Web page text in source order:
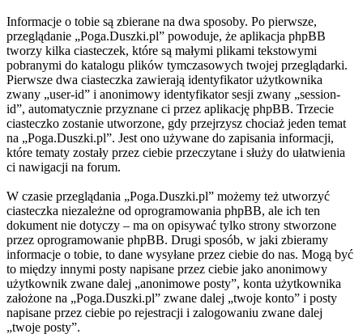
Informacje o tobie są zbierane na dwa sposoby. Po pierwsze,
przeglądanie „Poga.Duszki.pl” powoduje, że aplikacja phpBB
tworzy kilka ciasteczek, które są małymi plikami tekstowymi
pobranymi do katalogu plików tymczasowych twojej przeglądarki.
Pierwsze dwa ciasteczka zawierają identyfikator użytkownika
zwany „user-id” i anonimowy identyfikator sesji zwany „session-
id”, automatycznie przyznane ci przez aplikację phpBB. Trzecie
ciasteczko zostanie utworzone, gdy przejrzysz chociaż jeden temat
na „Poga.Duszki.pl”. Jest ono używane do zapisania informacji,
które tematy zostały przez ciebie przeczytane i służy do ułatwienia
ci nawigacji na forum.
W czasie przeglądania „Poga.Duszki.pl” możemy też utworzyć
ciasteczka niezależne od oprogramowania phpBB, ale ich ten
dokument nie dotyczy – ma on opisywać tylko strony stworzone
przez oprogramowanie phpBB. Drugi sposób, w jaki zbieramy
informacje o tobie, to dane wysyłane przez ciebie do nas. Mogą być
to między innymi posty napisane przez ciebie jako anonimowy
użytkownik zwane dalej „anonimowe posty”, konta użytkownika
założone na „Poga.Duszki.pl” zwane dalej „twoje konto” i posty
napisane przez ciebie po rejestracji i zalogowaniu zwane dalej
„twoje posty”.